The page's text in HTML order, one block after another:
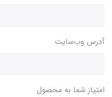
آدرس وب‌سایت
امتیاز شما به محصول